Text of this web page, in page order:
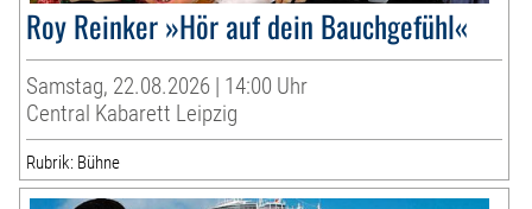
Roy Reinker »Hör auf dein Bauchgefühl«
Samstag, 22.08.2026 | 14:00 Uhr
Central Kabarett Leipzig
Rubrik: Bühne